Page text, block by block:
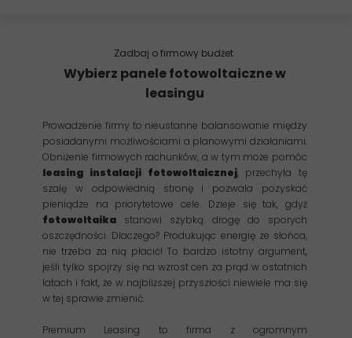
Zadbaj o firmowy budżet
Wybierz panele fotowoltaiczne w
leasingu
Prowadzenie firmy to nieustanne balansowanie między
posiadanymi możliwościami a planowymi działaniami.
Obniżenie firmowych rachunków, a w tym może pomóc
leasing instalacji fotowoltaicznej, przechyla tę
szalę w odpowiednią stronę i pozwala pozyskać
pieniądze na priorytetowe cele. Dzieje się tak, gdyż
fotowoltaika stanowi szybką drogę do sporych
oszczędności. Dlaczego? Produkując energię ze słońca,
nie trzeba za nią płacić! To bardzo istotny argument,
jeśli tylko spojrzy się na wzrost cen za prąd w ostatnich
latach i fakt, że w najbliższej przyszłości niewiele ma się
w tej sprawie zmienić.
Premium Leasing to firma z ogromnym